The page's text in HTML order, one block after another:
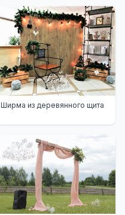
Ширма из деревянного щита